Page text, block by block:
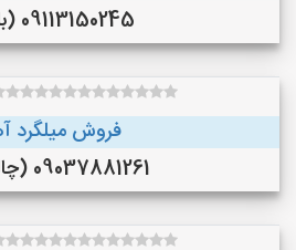
09113150245 (بابل )
فروش میلگرد
09037881261 (چالوس )